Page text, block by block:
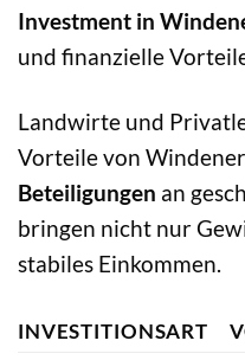
Investment in
und finanzielle
Landwirte und
Vorteile von
Beteiligungen an
bringen nicht nur
stabiles Einkommen.
INVESTITIONSART